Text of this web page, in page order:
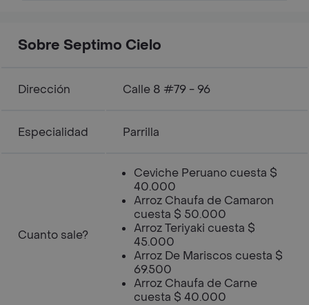
Sobre Septimo Cielo
Dirección Calle 8 #79 - 96
Especialidad Parrilla
Cuanto sale?
Ceviche Peruano cuesta $
40.000
Arroz Chaufa de Camaron
cuesta $ 50.000
Arroz Teriyaki cuesta $
45.000
Arroz De Mariscos cuesta $
69.500
Arroz Chaufa de Carne
cuesta $ 40.000